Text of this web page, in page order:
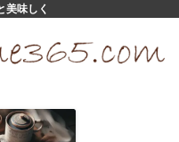
美味しく